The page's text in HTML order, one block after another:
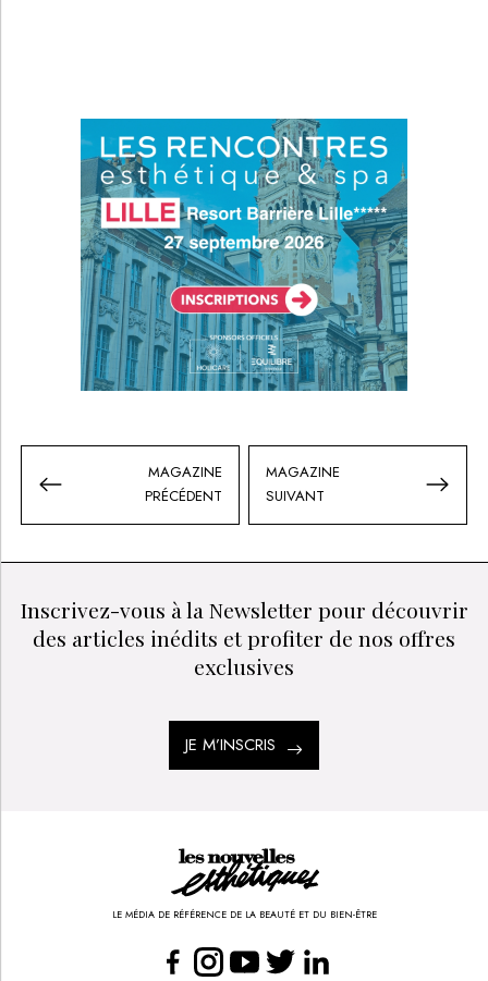
MAGAZINE
PRÉCÉDENT
MAGAZINE
SUIVANT
Inscrivez-vous à la Newsletter pour découvrir
des articles inédits et profiter de nos offres
exclusives
JE M’INSCRIS
LE MÉDIA DE RÉFÉRENCE DE LA BEAUTÉ ET DU BIEN-ÊTRE